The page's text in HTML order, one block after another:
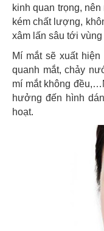
kinh quan trọng,
kém chất lượng,
xâm lấn sâu tới vùng
Mí mắt sẽ xuất
quanh mắt, chảy
mí mắt không
hưởng đến hình
hoạt.